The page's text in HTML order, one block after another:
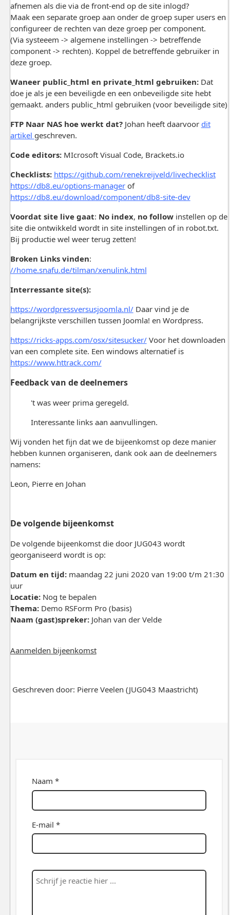
afnemen als die via de front-end op de site inlogd?
Maak een separate groep aan onder de groep super users en
configureer de rechten van deze groep per component.
(Via systeeem -> algemene instellingen -> betreffende
component -> rechten). Koppel de betreffende gebruiker in
deze groep.
Waneer public_html en private_html gebruiken:Dat
doe je als je een beveiligde en een onbeveiligde site hebt
gemaakt. anders public_html gebruiken (voor beveiligde site)
FTP Naar NAS hoe werkt dat?Johan heeft daarvoor dit
artikel geschreven.
Code editors: MIcrosoft Visual Code, Brackets.io
Checklists: https://github.com/renekreijveld/livechecklist
https://db8.eu/options-managerof
https://db8.eu/download/component/db8-site-dev
Voordat site live gaat: No index, no followinstellen op de
site die ontwikkeld wordt in site instellingen of in robot.txt.
Bij productie wel weer terug zetten!
Broken Links vinden:
//home.snafu.de/tilman/xenulink.html
Interressante site(s):
https://wordpressversusjoomla.nl/Daar vind je de
belangrijkste verschillen tussen Joomla! en Wordpress.
https://ricks-apps.com/osx/sitesucker/Voor het downloaden
van een complete site. Een windows alternatief is
https://www.httrack.com/
Feedback van de deelnemers
't was weer prima geregeld.
Interessante links aan aanvullingen.
Wij vonden het fijn dat we de bijeenkomst op deze manier
hebben kunnen organiseren, dank ook aan de deelnemers
namens:
Leon, Pierre en Johan
De volgende bijeenkomst
De volgende bijeenkomst die door JUG043 wordt
georganiseerd wordt is op:
Datum en tijd:maandag 22 juni 2020 van 19:00 t/m 21:30
uur
Locatie:Nog te bepalen
Thema: Demo RSForm Pro (basis)
Naam (gast)spreker: Johan van der Velde
Aanmelden bijeenkomst
Geschreven door: Pierre Veelen (JUG043 Maastricht)
Naam *
E-mail *